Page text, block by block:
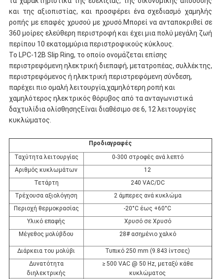
και της αξιοπιστίας, και προσφέρει ένα σχεδιασμό χαμηλής
ροπής με επαφές χρυσού με χρυσό.Μπορεί να ανταποκριθεί σε
360 μοίρες ελεύθερη περιστροφή και έχει μια πολύ μεγάλη ζωή
περίπου 10 εκατομμύρια περιστροφικούς κύκλους.
Το LPC-12B Slip Ring, το οποίο ονομάζεται επίσης
περιστρεφόμενη ηλεκτρική διεπαφή, μετατροπέας, συλλέκτης,
περιστρεφόμενος ή ηλεκτρική περιστρεφόμενη σύνδεση,
παρέχει πιο ομαλή λειτουργία,χαμηλότερη ροπή και
χαμηλότερος ηλεκτρικός θόρυβος από τα ανταγωνιστικά
δαχτυλίδια ολίσθησηςΕίναι διαθέσιμο σε 6, 12 λειτουργίες
κυκλώματος.
Προδιαγραφές
Ταχύτητα λειτουργίας
0-300 στροφές ανά λεπτό
Αριθμός κυκλωμάτων
12
Τετάρτη
240 VAC/DC
Τρέχουσα αξιολόγηση
2 άμπερες ανά κυκλώμα
Περιοχή θερμοκρασίας
-20°C έως +60°C
Υλικό επαφής
Χρυσό σε Χρυσό
Μέγεθος μολύβδου
28# ασημένιο χαλκό
Διάρκεια του μολύβι
Τυπικό 250 mm (9.843 ίντσες)
Δυνατότητα
διηλεκτρικής
≥ 500 VAC @ 50 Hz, μεταξύ κάθε
κυκλώματος